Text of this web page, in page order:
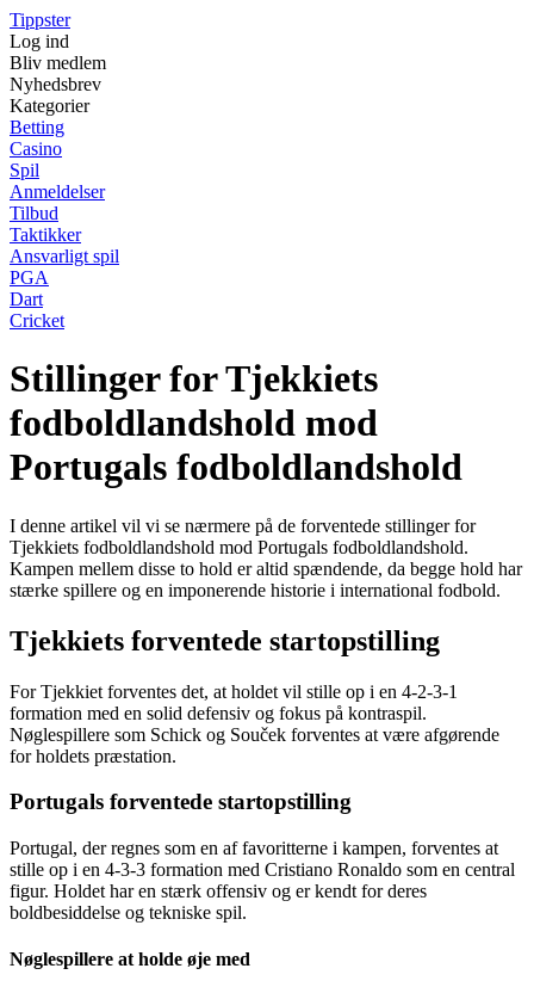
Tippster
Log ind
Bliv medlem
Nyhedsbrev
Kategorier
Betting
Casino
Spil
Anmeldelser
Tilbud
Taktikker
Ansvarligt spil
PGA
Dart
Cricket
Stillinger for Tjekkiets
fodboldlandshold mod
Portugals fodboldlandshold
I denne artikel vil vi se nærmere på de forventede stillinger for
Tjekkiets fodboldlandshold mod Portugals fodboldlandshold.
Kampen mellem disse to hold er altid spændende, da begge hold har
stærke spillere og en imponerende historie i international fodbold.
Tjekkiets forventede startopstilling
For Tjekkiet forventes det, at holdet vil stille op i en 4-2-3-1
formation med en solid defensiv og fokus på kontraspil.
Nøglespillere som Schick og Souček forventes at være afgørende
for holdets præstation.
Portugals forventede startopstilling
Portugal, der regnes som en af favoritterne i kampen, forventes at
stille op i en 4-3-3 formation med Cristiano Ronaldo som en central
figur. Holdet har en stærk offensiv og er kendt for deres
boldbesiddelse og tekniske spil.
Nøglespillere at holde øje med